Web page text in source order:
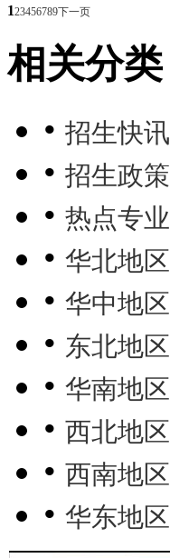
123456789下一页
相关分类
• 招生快讯
• 招生政策
• 热点专业
• 华北地区
• 华中地区
• 东北地区
• 华南地区
• 西北地区
• 西南地区
• 华东地区